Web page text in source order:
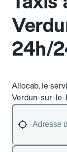
24h/
Allocab, le
Verdun-sur-le-